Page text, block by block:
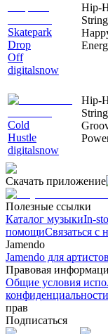
Skatepark
Drop
Off
digitalsnow
Hip-
Cold
Hustle
digitalsnow
Hip-
Скачать приложение
Полезные ссылки
Каталог музыкиIn-
помощиСвязаться с
Jamendo
Jamendo для артистов
Правовая
Общие условия
конфиденциальности
прав
Подписаться